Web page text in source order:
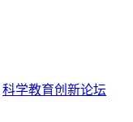
科学教育创新论坛